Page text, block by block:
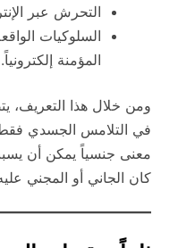
التحرش عبر
السلوكيات
المؤمنة إلكترونياً.
ومن خلال هذا التعريف،
في التلامس الجسدي
معنى جنسياً يمكن أن
كان الجاني أو المجني